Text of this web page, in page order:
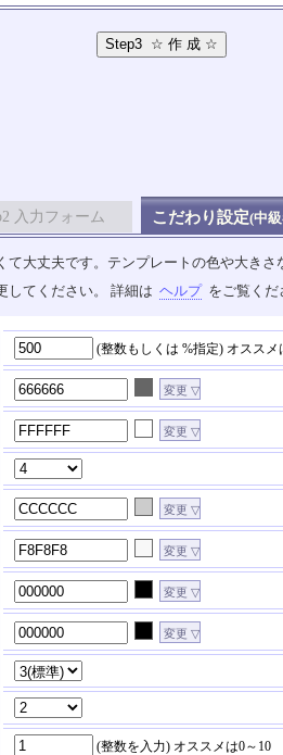
入力フォーム こだわり設定(中
て大丈夫です。テンプレートの色や大き
てください。 詳細は ヘルプ をご覧くだ
(整数もしくは %指定) オススメ
(整数を入力) オススメは0～10